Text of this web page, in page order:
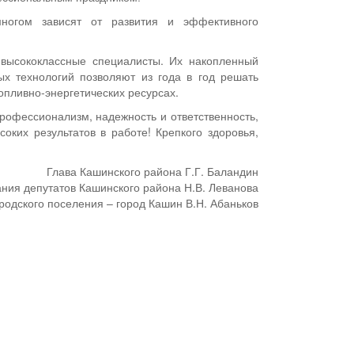
зависят от развития и эффективного
специалисты. Их накопленный
технологий позволяют из года в год решать
энергетических ресурсах.
надежность и ответственность,
результатов в работе! Крепкого здоровья,
Глава Кашинского района Г.Г. Баландин
депутатов Кашинского района Н.В. Леванова
поселения – город Кашин В.Н. Абаньков